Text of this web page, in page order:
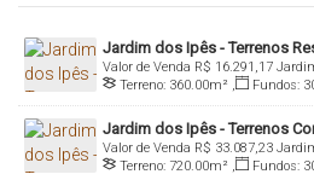
Jardim dos Ipês - Terrenos
R$ 16.291,17
Valor de Venda
BrasilTerreno: 360.00m² , Fundos:
Jardim dos Ipês - Terrenos
R$ 33.087,23
Valor de Venda
BrasilTerreno: 720.00m² , Fundos: